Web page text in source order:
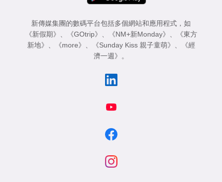
新傳媒集團的數碼平台包括多個網站和應用程式，如
《新假期》
《GOtrip》 《NM+新Monday》
《東方
新地》
《more》 《Sunday Kiss 親子童萌》
《經
濟一週》
。